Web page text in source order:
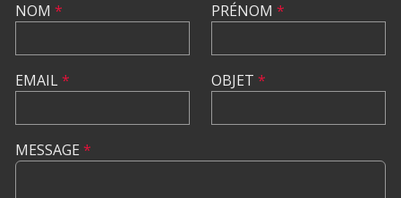
NOM *
EMAIL*
PRÉNOM *
OBJET *
MESSAGE *